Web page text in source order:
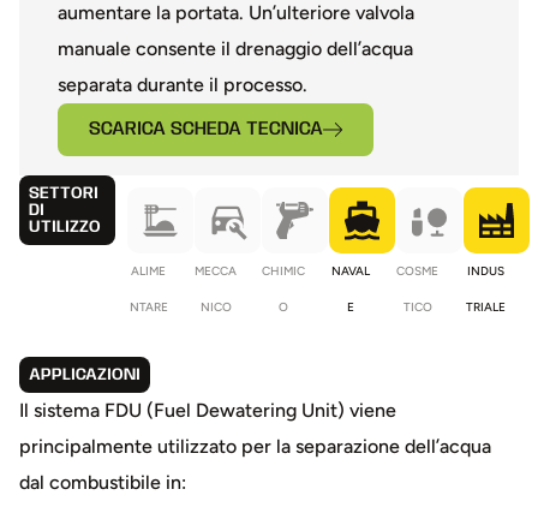
aumentare la portata. Un’ulteriore valvola
manuale consente il drenaggio dell’acqua
separata durante il processo.
SCARICA SCHEDA TECNICA
SETTORI
DI
UTILIZZO
ALIME
NTARE
MECCA
NICO
CHIMIC
O
NAVAL
E
COSME
TICO
INDUS
TRIALE
APPLICAZIONI
Il sistema FDU (Fuel Dewatering Unit) viene
principalmente utilizzato per la separazione dell’acqua
dal combustibile in: